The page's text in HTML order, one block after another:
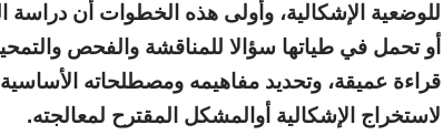
للوضعية الإشكالية، وأولى هذه الخطوات أن
أو تحمل في طياتها سؤالا للمناقشة والفحص
قراءة عميقة، وتحديد مفاهيمه ومصطلحاته
لاستخراج الإشكالية أوالمشكل المقترح لمعالجته.